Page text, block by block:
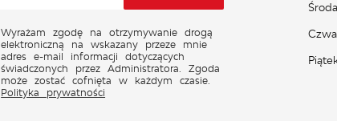
Wyrażam zgodę na otrzymywanie drogą
elektroniczną na wskazany przeze mnie
adres e-mail informacji dotyczących
świadczonych przez Administratora. Zgoda
może zostać cofnięta w każdym czasie.
Polityka prywatności
Środa